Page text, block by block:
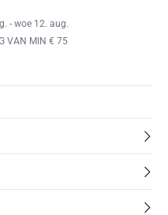
- woe 12. aug.
VAN MIN € 75